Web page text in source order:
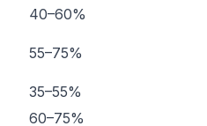
40–60%
55–75%
35–55%
60–75%